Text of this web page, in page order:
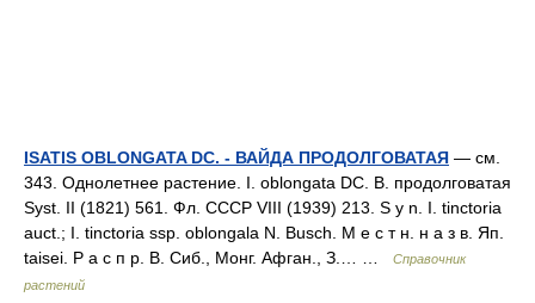
ISATIS OBLONGATA DC. - ВАЙДА ПРОДОЛГОВАТАЯ — см.
343. Однолетнее растение. I. oblongata DC. В. продолговатая
Syst. II (1821) 561. Фл. СССР VIII (1939) 213. S y n. I. tinctoria
auct.; I. tinctoria ssp. oblongala N. Busch. М е с т н. н а з в. Яп.
taisei. P а с п р. В. Сиб., Монг. Афган., З.… …
Справочник
растений